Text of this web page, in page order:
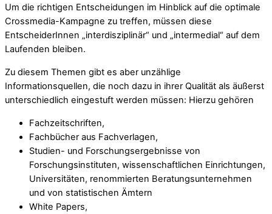
Um die richtigen Entscheidungen im Hinblick auf die optimale
Crossmedia-Kampagne zu treffen, müssen diese
EntscheiderInnen „interdisziplinär“ und „intermedial“ auf dem
Laufenden bleiben.
Zu diesem Themen gibt es aber unzählige
Informationsquellen, die noch dazu in ihrer Qualität als äußerst
unterschiedlich eingestuft werden müssen: Hierzu gehören
Fachzeitschriften,
Fachbücher aus Fachverlagen,
Studien- und Forschungsergebnisse von
Forschungsinstituten, wissenschaftlichen Einrichtungen,
Universitäten, renommierten Beratungsunternehmen
und von statistischen Ämtern
White Papers,